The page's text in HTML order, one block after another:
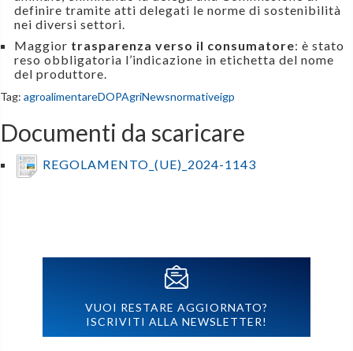
definire tramite atti delegati le norme di sostenibilità
nei diversi settori.
Maggior trasparenza verso il consumatore: è stato
reso obbligatoria l’indicazione in etichetta del nome
del produttore.
Tag: agroalimentareDOPAgriNewsnormativeigp
Documenti da scaricare
REGOLAMENTO_(UE)_2024-1143
VUOI RESTARE AGGIORNATO?
ISCRIVITI ALLA NEWSLETTER!